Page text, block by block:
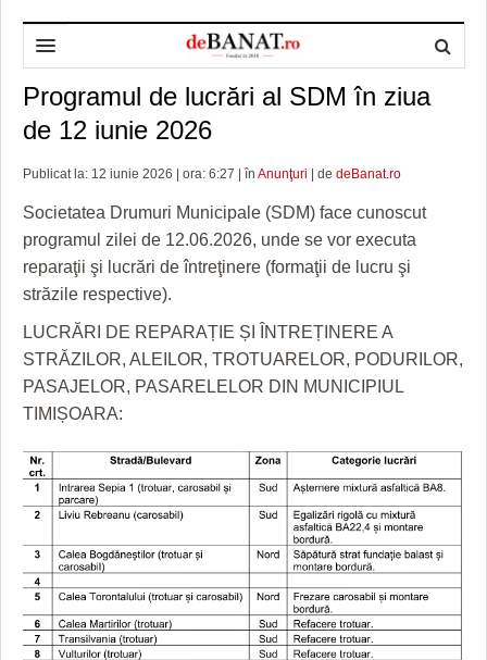
HOME
DESPRE NOI
REDACȚIA DEBANAT
POLITICA DE COOKIES
POLITICA DE CONFIDENȚIALITATE
ADMINISTRAȚIE
PRIMĂRIA TIMIŞOARA
CONSILIUL JUDEŢEAN TIMIŞ
PREFECTURA TIMIŞ
POLITICĂ
POLITICA
SPORT
POLI TIMISOARA
ALTE SPORTURI
OPINII
ETICA LUCIDITĂȚII ASISTATE
GRĂDINA TAICII DOMNULUI
FINANŢĂRI DE LA A LA Z
TIMP LIBER
CRONICĂ DE FILM
CLIPURI VIDEO
ECONOMIC
ACCIDENTE
CULTURA
Programul de lucrări al SDM în ziua
de 12 iunie 2026
Publicat la: 12 iunie 2026 | ora: 6:27 | în Anunţuri | de deBanat.ro
Societatea Drumuri Municipale (SDM) face cunoscut
programul zilei de 12.06.2026, unde se vor executa
reparaţii şi lucrări de întreţinere (formaţii de lucru şi
străzile respective).
LUCRĂRI DE REPARAȚIE ȘI ÎNTREȚINERE A
STRĂZILOR, ALEILOR, TROTUARELOR, PODURILOR,
PASAJELOR, PASARELELOR DIN MUNICIPIUL
TIMIȘOARA: